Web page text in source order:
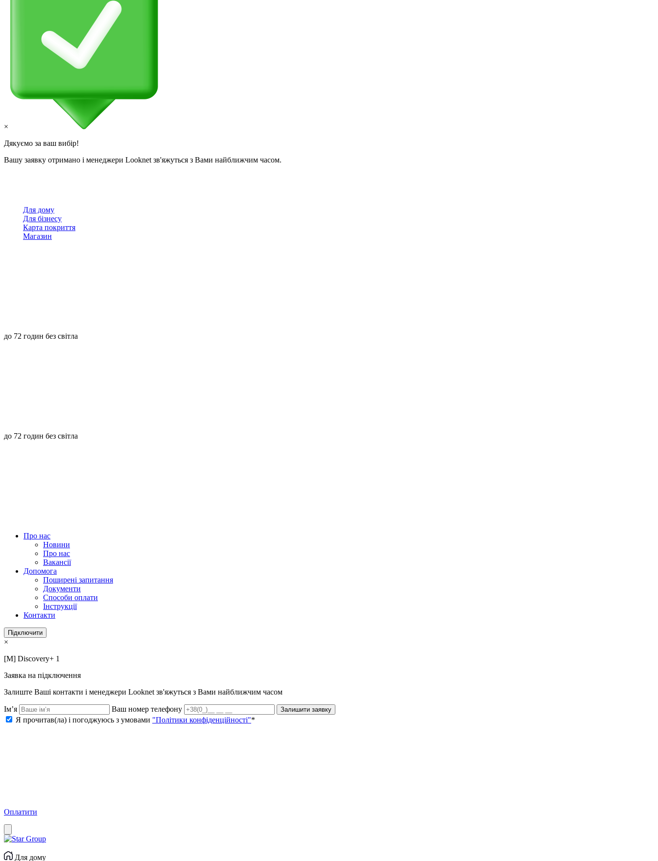
×
Дякуємо за ваш вибір!
Вашу заявку отримано і менеджери Looknet зв'яжуться з Вами найближчим часом.
Для дому
Для бізнесу
Карта покриття
Магазин
до 72 годин без світла
до 72 годин без світла
Про нас
Новини
Про нас
Вакансії
Допомога
Поширені запитання
Документи
Способи оплати
Інструкції
Контакти
Підключити
×
[M] Discovery+ 1
Заявка на підключення
Залиште Ваші контакти і менеджери Looknet зв'яжуться з Вами найближчим часом
Ім’я Ваш номер телефону Залишити заявку
Я прочитав(ла) і погоджуюсь з умовами "Політики конфіденційності"*
Оплатити
Для дому